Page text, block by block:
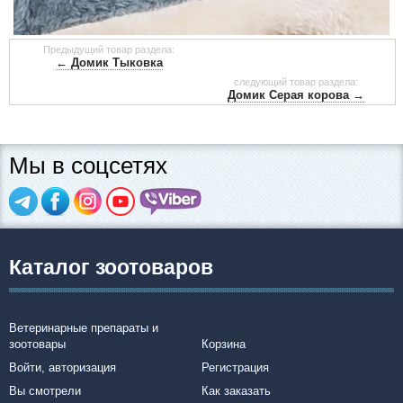
Предыдущий товар раздела:
← Домик Тыковка
следующий товар раздела:
Домик Серая корова →
Мы в соцсетях
Каталог зоотоваров
Ветеринарные препараты и
зоотовары
Корзина
Войти, авторизация
Регистрация
Вы смотрели
Как заказать